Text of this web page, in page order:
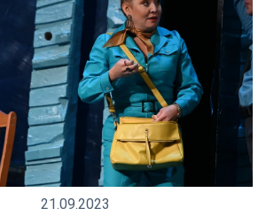
21.09.2023